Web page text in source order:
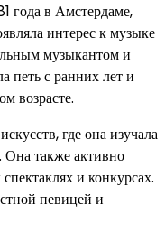
года в Амстердаме,
интерес к музыке
музыкантом и
петь с ранних лет и
возрасте.
где она изучала
Она также активно
и конкурсах.
певицей и